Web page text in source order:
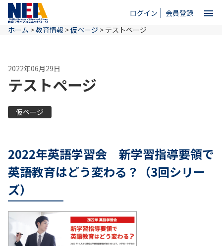
ログイン 会員登録 menu
ホーム
NEAとは
お問い合わせ
ホーム >教育情報 >仮ページ > テストページ
2022年06月29日
テストページ
仮ページ
2022年英語学習会 新学習指導要領で
英語教育はどう変わる？（3回シリー
ズ）